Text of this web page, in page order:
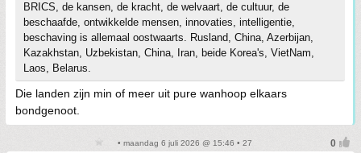
BRICS, de kansen, de kracht, de welvaart, de cultuur, de
beschaafde, ontwikkelde mensen, innovaties, intelligentie,
beschaving is allemaal oostwaarts. Rusland, China, Azerbijan,
Kazakhstan, Uzbekistan, China, Iran, beide Korea's, VietNam,
Laos, Belarus.
Die landen zijn min of meer uit pure wanhoop elkaars
bondgenoot.
• maandag 6 juli 2026 @ 15:46 • 27